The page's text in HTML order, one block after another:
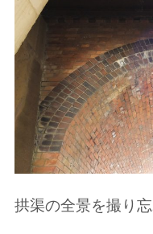
拱渠の全景を撮り